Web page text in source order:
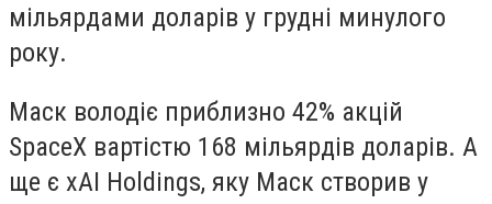
мільярдами доларів у грудні минулого
року.
Маск володіє приблизно 42% акцій
SpaceX вартістю 168 мільярдів доларів. А
ще є xAI Holdings, яку Маск створив у